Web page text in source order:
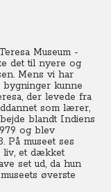
Museum -
det til nyere og
Mens vi har
bygninger kunne
der levede fra
som lærer,
blandt Indiens
og blev
På museet ses
liv, et dækket
set ud, da hun
øverste